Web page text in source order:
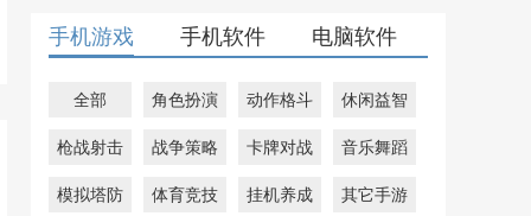
手机游戏 手机软件 电脑软件
全部 角色扮演 动作格斗 休闲益智
枪战射击 战争策略 卡牌对战 音乐舞蹈
模拟塔防 体育竞技 挂机养成 其它手游